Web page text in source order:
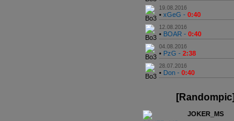
19.08.2016
• xGeG - 0:40
12.08.2016
• BOAR - 0:40
04.08.2016
• PzG - 2:38
28.07.2016
• Don - 0:40
[Randompic]
JOKER_MS